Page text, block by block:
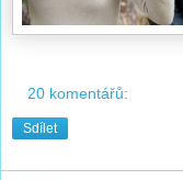
20 komentářů:
Sdílet